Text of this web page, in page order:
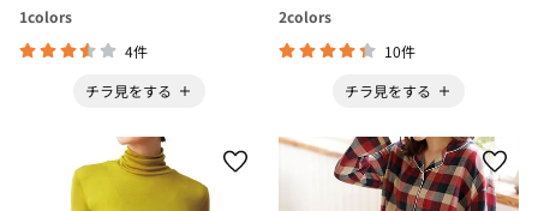
1colors
4件
チラ見をする
2colors
10件
チラ見をする